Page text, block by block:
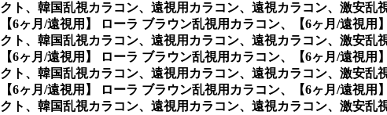
クト、韓国乱視カラコン、遠視用カラコン、遠視カラコン、激安
【6ヶ月/遠視用】 ローラ ブラウン乱視用カラコン、
【6ヶ月/遠視
クト、韓国乱視カラコン、遠視用カラコン、遠視カラコン、激安
【6ヶ月/遠視用】 ローラ ブラウン乱視用カラコン、
【6ヶ月/遠視
クト、韓国乱視カラコン、遠視用カラコン、遠視カラコン、激安
【6ヶ月/遠視用】 ローラ ブラウン乱視用カラコン、
【6ヶ月/遠視
クト、韓国乱視カラコン、遠視用カラコン、遠視カラコン、激安